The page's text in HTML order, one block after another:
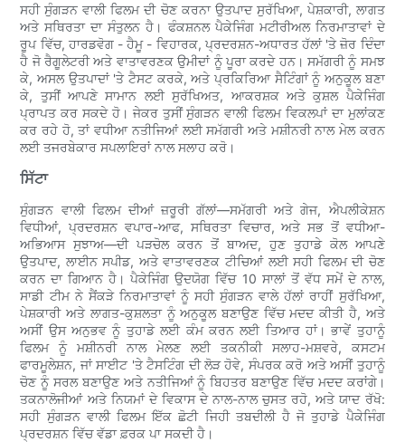
ਸਹੀ ਸੁੰਗੜਨ ਵਾਲੀ ਫਿਲਮ ਦੀ ਚੋਣ ਕਰਨਾ ਉਤਪਾਦ ਸੁਰੱਖਿਆ, ਪੇਸ਼ਕਾਰੀ, ਲਾਗਤ
ਅਤੇ ਸਥਿਰਤਾ ਦਾ ਸੰਤੁਲਨ ਹੈ। ਫੰਕਸ਼ਨਲ ਪੈਕੇਜਿੰਗ ਮਟੀਰੀਅਲ ਨਿਰਮਾਤਾਵਾਂ ਦੇ
ਰੂਪ ਵਿੱਚ, ਹਾਰਡਵੋਗ - ਹੈਮੂ - ਵਿਹਾਰਕ, ਪ੍ਰਦਰਸ਼ਨ-ਅਧਾਰਤ ਹੱਲਾਂ 'ਤੇ ਜ਼ੋਰ ਦਿੰਦਾ
ਹੈ ਜੋ ਰੈਗੂਲੇਟਰੀ ਅਤੇ ਵਾਤਾਵਰਣਕ ਉਮੀਦਾਂ ਨੂੰ ਪੂਰਾ ਕਰਦੇ ਹਨ। ਸਮੱਗਰੀ ਨੂੰ ਸਮਝ
ਕੇ, ਅਸਲ ਉਤਪਾਦਾਂ 'ਤੇ ਟੈਸਟ ਕਰਕੇ, ਅਤੇ ਪ੍ਰਕਿਰਿਆ ਸੈਟਿੰਗਾਂ ਨੂੰ ਅਨੁਕੂਲ ਬਣਾ
ਕੇ, ਤੁਸੀਂ ਆਪਣੇ ਸਾਮਾਨ ਲਈ ਸੁਰੱਖਿਅਤ, ਆਕਰਸ਼ਕ ਅਤੇ ਕੁਸ਼ਲ ਪੈਕੇਜਿੰਗ
ਪ੍ਰਾਪਤ ਕਰ ਸਕਦੇ ਹੋ। ਜੇਕਰ ਤੁਸੀਂ ਸੁੰਗੜਨ ਵਾਲੀ ਫਿਲਮ ਵਿਕਲਪਾਂ ਦਾ ਮੁਲਾਂਕਣ
ਕਰ ਰਹੇ ਹੋ, ਤਾਂ ਵਧੀਆ ਨਤੀਜਿਆਂ ਲਈ ਸਮੱਗਰੀ ਅਤੇ ਮਸ਼ੀਨਰੀ ਨਾਲ ਮੇਲ ਕਰਨ
ਲਈ ਤਜਰਬੇਕਾਰ ਸਪਲਾਇਰਾਂ ਨਾਲ ਸਲਾਹ ਕਰੋ।
ਸਿੱਟਾ
ਸੁੰਗੜਨ ਵਾਲੀ ਫਿਲਮ ਦੀਆਂ ਜ਼ਰੂਰੀ ਗੱਲਾਂ—ਸਮੱਗਰੀ ਅਤੇ ਗੇਜ, ਐਪਲੀਕੇਸ਼ਨ
ਵਿਧੀਆਂ, ਪ੍ਰਦਰਸ਼ਨ ਵਪਾਰ-ਆਫ, ਸਥਿਰਤਾ ਵਿਚਾਰ, ਅਤੇ ਸਭ ਤੋਂ ਵਧੀਆ-
ਅਭਿਆਸ ਸੁਝਾਅ—ਦੀ ਪੜਚੋਲ ਕਰਨ ਤੋਂ ਬਾਅਦ, ਹੁਣ ਤੁਹਾਡੇ ਕੋਲ ਆਪਣੇ
ਉਤਪਾਦ, ਲਾਈਨ ਸਪੀਡ, ਅਤੇ ਵਾਤਾਵਰਣਕ ਟੀਚਿਆਂ ਲਈ ਸਹੀ ਫਿਲਮ ਦੀ ਚੋਣ
ਕਰਨ ਦਾ ਗਿਆਨ ਹੈ। ਪੈਕੇਜਿੰਗ ਉਦਯੋਗ ਵਿੱਚ 10 ਸਾਲਾਂ ਤੋਂ ਵੱਧ ਸਮੇਂ ਦੇ ਨਾਲ,
ਸਾਡੀ ਟੀਮ ਨੇ ਸੈਂਕੜੇ ਨਿਰਮਾਤਾਵਾਂ ਨੂੰ ਸਹੀ ਸੁੰਗੜਨ ਵਾਲੇ ਹੱਲਾਂ ਰਾਹੀਂ ਸੁਰੱਖਿਆ,
ਪੇਸ਼ਕਾਰੀ ਅਤੇ ਲਾਗਤ-ਕੁਸ਼ਲਤਾ ਨੂੰ ਅਨੁਕੂਲ ਬਣਾਉਣ ਵਿੱਚ ਮਦਦ ਕੀਤੀ ਹੈ, ਅਤੇ
ਅਸੀਂ ਉਸ ਅਨੁਭਵ ਨੂੰ ਤੁਹਾਡੇ ਲਈ ਕੰਮ ਕਰਨ ਲਈ ਤਿਆਰ ਹਾਂ। ਭਾਵੇਂ ਤੁਹਾਨੂੰ
ਫਿਲਮ ਨੂੰ ਮਸ਼ੀਨਰੀ ਨਾਲ ਮੇਲਣ ਲਈ ਤਕਨੀਕੀ ਸਲਾਹ-ਮਸ਼ਵਰੇ, ਕਸਟਮ
ਫਾਰਮੂਲੇਸ਼ਨ, ਜਾਂ ਸਾਈਟ 'ਤੇ ਟੈਸਟਿੰਗ ਦੀ ਲੋੜ ਹੋਵੇ, ਸੰਪਰਕ ਕਰੋ ਅਤੇ ਅਸੀਂ ਤੁਹਾਨੂੰ
ਚੋਣ ਨੂੰ ਸਰਲ ਬਣਾਉਣ ਅਤੇ ਨਤੀਜਿਆਂ ਨੂੰ ਬਿਹਤਰ ਬਣਾਉਣ ਵਿੱਚ ਮਦਦ ਕਰਾਂਗੇ।
ਤਕਨਾਲੋਜੀਆਂ ਅਤੇ ਨਿਯਮਾਂ ਦੇ ਵਿਕਾਸ ਦੇ ਨਾਲ-ਨਾਲ ਚੁਸਤ ਰਹੋ, ਅਤੇ ਯਾਦ ਰੱਖੋ:
ਸਹੀ ਸੁੰਗੜਨ ਵਾਲੀ ਫਿਲਮ ਇੱਕ ਛੋਟੀ ਜਿਹੀ ਤਬਦੀਲੀ ਹੈ ਜੋ ਤੁਹਾਡੇ ਪੈਕੇਜਿੰਗ
ਪ੍ਰਦਰਸ਼ਨ ਵਿੱਚ ਵੱਡਾ ਫ਼ਰਕ ਪਾ ਸਕਦੀ ਹੈ।